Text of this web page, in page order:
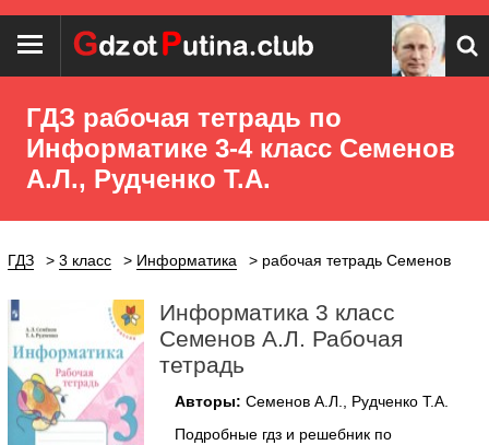
ГДЗ рабочая тетрадь по
Информатике 3‐4 класс Семенов
А.Л., Рудченко Т.А.
ГДЗ 3 класс Информатика рабочая тетрадь Семенов
Информатика 3 класс
Семенов А.Л. Рабочая
тетрадь
Авторы: Семенов А.Л., Рудченко Т.А.
Подробные гдз и решебник по